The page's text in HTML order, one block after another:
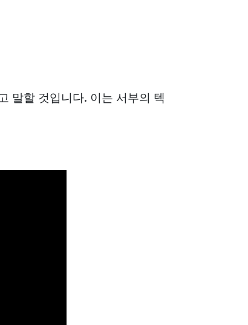
말할 것입니다. 이는 서부의 텍